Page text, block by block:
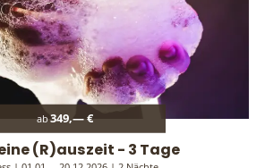
ab349,— €
(R)auszeit - 3 Tage